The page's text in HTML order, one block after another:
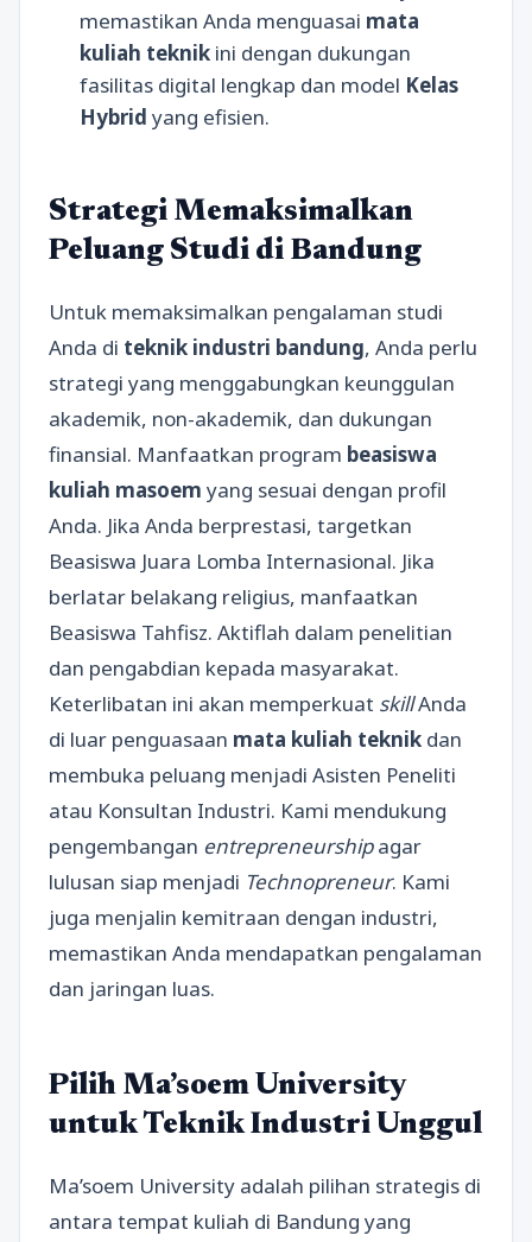
memastikan Anda menguasai mata
kuliah teknikini dengan dukungan
fasilitas digital lengkap dan model Kelas
Hybrid yang efisien.
Strategi Memaksimalkan
Peluang Studi di Bandung
Untuk memaksimalkan pengalaman studi
Anda di teknik industri bandung, Anda perlu
strategi yang menggabungkan keunggulan
akademik, non-akademik, dan dukungan
finansial. Manfaatkan program beasiswa
kuliah masoem yang sesuai dengan profil
Anda. Jika Anda berprestasi, targetkan
Beasiswa Juara Lomba Internasional. Jika
berlatar belakang religius, manfaatkan
Beasiswa Tahfisz. Aktiflah dalam penelitian
dan pengabdian kepada masyarakat.
Keterlibatan ini akan memperkuat skillAnda
di luar penguasaan mata kuliah teknik dan
membuka peluang menjadi Asisten Peneliti
atau Konsultan Industri. Kami mendukung
pengembangan entrepreneurshipagar
lulusan siap menjadi Technopreneur. Kami
juga menjalin kemitraan dengan industri,
memastikan Anda mendapatkan pengalaman
dan jaringan luas.
Pilih Ma’soem University
untuk Teknik Industri Unggul
Ma’soem University adalah pilihan strategis di
antara tempat kuliah di Bandung yang